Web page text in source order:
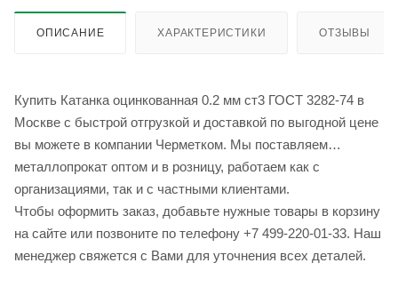
ОПИСАНИЕ ХАРАКТЕРИСТИКИ ОТЗЫВЫ
Купить Катанка оцинкованная 0.2 мм ст3 ГОСТ 3282-74 в
Москве с быстрой отгрузкой и доставкой по выгодной цене
вы можете в компании Черметком. Мы поставляем
металлопрокат оптом и в розницу, работаем как с
организациями, так и с частными клиентами.
Чтобы оформить заказ, добавьте нужные товары в корзину
на сайте или позвоните по телефону +7 499-220-01-33. Наш
менеджер свяжется с Вами для уточнения всех деталей.